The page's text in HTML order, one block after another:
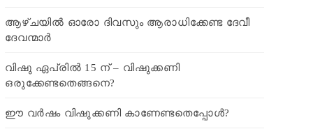
ആഴ്ചയിൽ ഓരോ ദിവസും ആരാധിക്കേണ്ട ദേവീ
ദേവന്മാർ
വിഷു ഏപ്രിൽ 15 ന് – വിഷുക്കണി
ഒരുക്കേണ്ടതെങ്ങനെ?
ഈ വർഷം വിഷുക്കണി കാണേണ്ടതെപ്പോൾ?